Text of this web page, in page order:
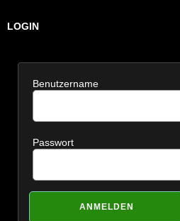
LOGIN
Benutzername
Passwort